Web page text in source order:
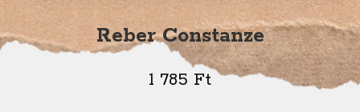
Reber Constanze
1 785 Ft